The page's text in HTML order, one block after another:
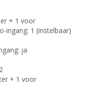
+ 1 voor
ingang: 1 (instelbaar)
ja
+ 1 voor